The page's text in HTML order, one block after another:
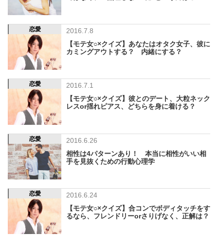
恋愛
2016.7.8
【モテ女○×クイズ】あなたはオタク女子、彼に
カミングアウトする？ 内緒にする？
恋愛
2016.7.1
【モテ女○×クイズ】彼とのデート、大粒ネック
レスor揺れピアス、どちらを身に着ける？
恋愛
2016.6.26
相性は4パターンあり！ 本当に相性がいい相
手を見抜くための行動心理学
恋愛
2016.6.24
【モテ女○×クイズ】合コンでボディタッチをす
るなら、フレンドリーorさりげなく、正解は？